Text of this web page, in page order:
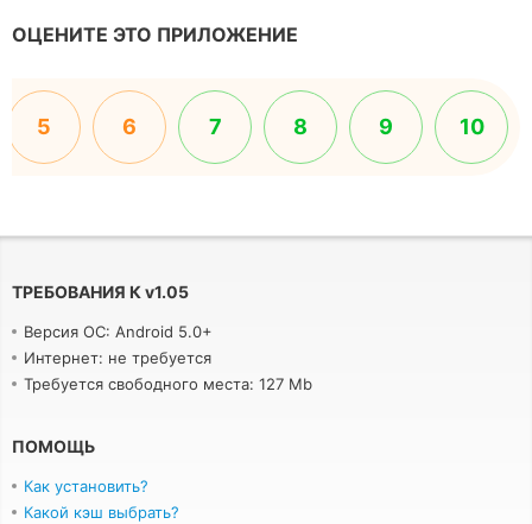
ОЦЕНИТЕ ЭТО ПРИЛОЖЕНИЕ
5 6 7 8 9 10
ТРЕБОВАНИЯ К v1.05
Версия ОС: Android 5.0+
Интернет: не требуется
Требуется свободного места: 127 Mb
ПОМОЩЬ
Как установить?
Какой кэш выбрать?